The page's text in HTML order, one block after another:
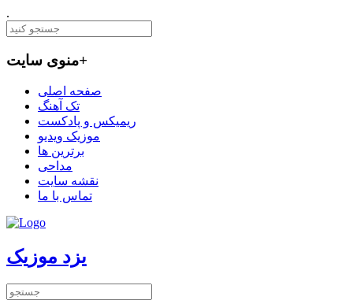
.
منوی سایت+
صفحه اصلی
تک آهنگ
ریمیکس و پادکست
موزیک ویدیو
برترین ها
مداحی
نقشه سایت
تماس با ما
یزد موزیک